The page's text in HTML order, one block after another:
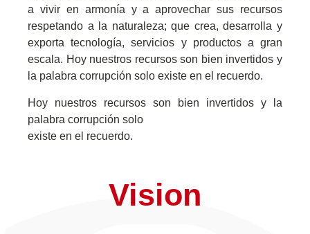
a vivir en armonía ya aprovechar sus recursos
respetando a la naturaleza; que crea,desarrolla y
exporta tecnología, servicios y productos a gran
escala. Hoy nuestros recursos son bien invertidos y
la palabra corrupción solo existe en el recuerdo.
Hoy nuestros recursos son bien invertidos y la
palabra corrupción solo
existe en el recuerdo.
Vision